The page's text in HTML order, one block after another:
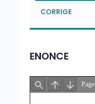
CORRIGE
ENONCE